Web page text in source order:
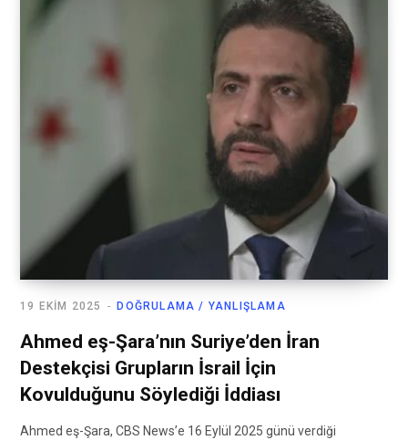
DOĞRULAMA / YANLIŞLAMA
19 EKIM 2025
Ahmed eş-Şara’nın Suriye’den İran
Destekçisi Grupların İsrail İçin
Kovulduğunu Söylediği İddiası
Ahmed eş-Şara, CBS News’e 16 Eylül 2025 günü verdiği